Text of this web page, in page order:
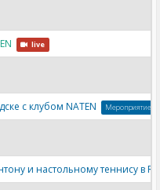
live
с клубом NATEN Мероприятие
и настольному теннису в